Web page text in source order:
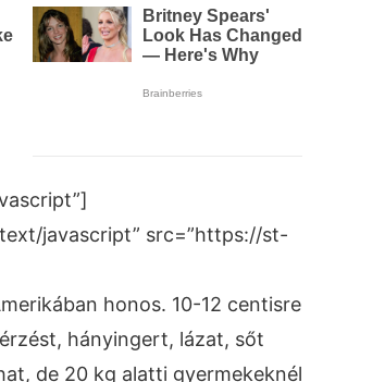
javascript” src=”https://st-
honos. 10-12 centisre
hányingert, lázat, sőt
de 20 kg alatti gyermekeknél